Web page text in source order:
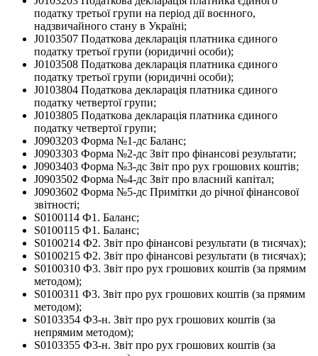
податку третьої групи на період дії воєнного,
надзвичайного стану в Україні;
J0103507 Податкова декларація платника єдиного
податку третьої групи (юридичні особи);
J0103508 Податкова декларація платника єдиного
податку третьої групи (юридичні особи);
J0103804 Податкова декларація платника єдиного
податку четвертої групи;
J0103805 Податкова декларація платника єдиного
податку четвертої групи;
J0903203 Форма №1-дс Баланс;
J0903303 Форма №2-дс Звіт про фінансові результати;
J0903403 Форма №3-дс Звіт про рух грошових коштів;
J0903502 Форма №4-дс Звіт про власний капітал;
J0903602 Форма №5-дс Примітки до річної фінансової
звітності;
S0100114 Ф1. Баланс;
S0100115 Ф1. Баланс;
S0100214 Ф2. Звіт про фінансові результати (в тисячах);
S0100215 Ф2. Звіт про фінансові результати (в тисячах);
S0100310 Ф3. Звiт про рух грошових коштiв (за прямим
методом);
S0100311 Ф3. Звiт про рух грошових коштiв (за прямим
методом);
S0103354 Ф3-н. Звiт про рух грошових коштiв (за
непрямим методом);
S0103355 Ф3-н. Звiт про рух грошових коштiв (за